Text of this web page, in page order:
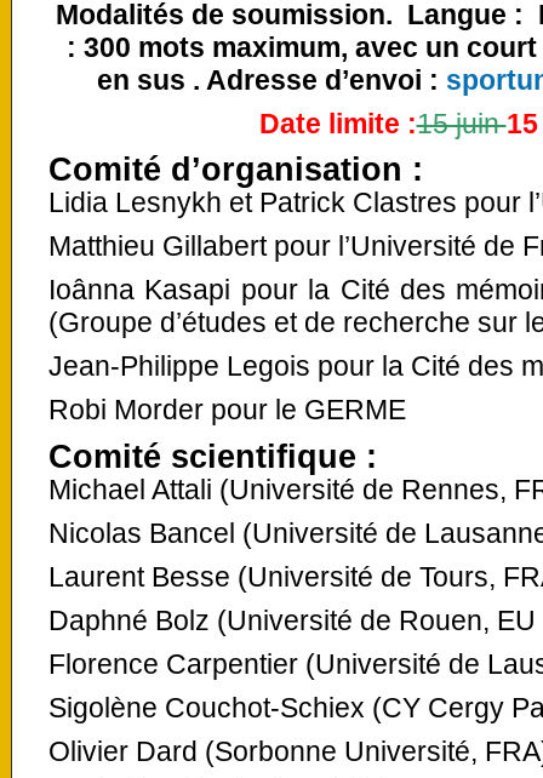
Modalités de soumission. Langue :
: 300 mots maximum, avec un
en sus . Adresse d’envoi :
Date limite :15 juin
Comité d’organisation :
Lidia Lesnykh et Patrick Clastres pour
Matthieu Gillabert pour l’Université de
Ioânna Kasapi pour la Cité des
(Groupe d’études et de recherche sur
Jean-Philippe Legois pour la Cité des
Robi Morder pour le GERME
Comité scientifique :
Michael Attali (Université de Rennes,
Nicolas Bancel (Université de
Laurent Besse (Université de Tours,
Daphné Bolz (Université de Rouen,
Florence Carpentier (Université de
Sigolène Couchot-Schiex (CY Cergy
Olivier Dard (Sorbonne Université,